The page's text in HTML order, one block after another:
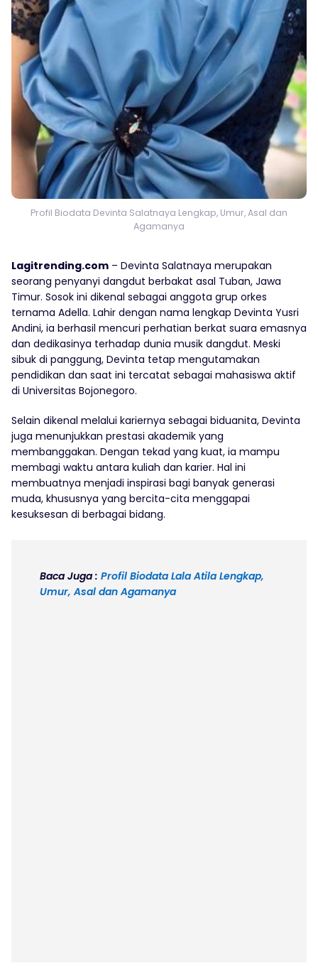
Profil Biodata Devinta Salatnaya Lengkap, Umur, Asal dan
Agamanya
Lagitrending.com – Devinta Salatnaya merupakan
seorang penyanyi dangdut berbakat asal Tuban, Jawa
Timur. Sosok ini dikenal sebagai anggota grup orkes
ternama Adella. Lahir dengan nama lengkap Devinta Yusri
Andini, ia berhasil mencuri perhatian berkat suara emasnya
dan dedikasinya terhadap dunia musik dangdut. Meski
sibuk di panggung, Devinta tetap mengutamakan
pendidikan dan saat ini tercatat sebagai mahasiswa aktif
di Universitas Bojonegoro.
Selain dikenal melalui kariernya sebagai biduanita, Devinta
juga menunjukkan prestasi akademik yang
membanggakan. Dengan tekad yang kuat, ia mampu
membagi waktu antara kuliah dan karier. Hal ini
membuatnya menjadi inspirasi bagi banyak generasi
muda, khususnya yang bercita-cita menggapai
kesuksesan di berbagai bidang.
Baca Juga : Profil Biodata Lala Atila Lengkap,
Umur, Asal dan Agamanya